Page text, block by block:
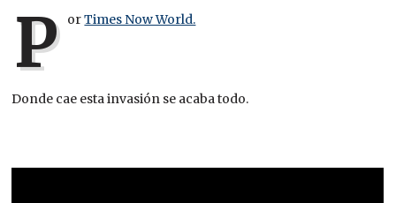
P orTimes Now World.
Donde cae esta invasión se acaba todo.